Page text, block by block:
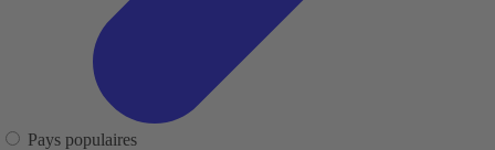
Pays populaires